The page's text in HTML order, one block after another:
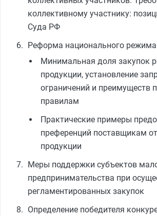
коллективному участнику:
Суда РФ
Реформа национального
Минимальная доля закупок
продукции, установление
ограничений и преимуществ
правилам
Практические примеры
преференций поставщикам
продукции
Меры поддержки субъектов
предпринимательства при
регламентированных закупок
Определение победителя